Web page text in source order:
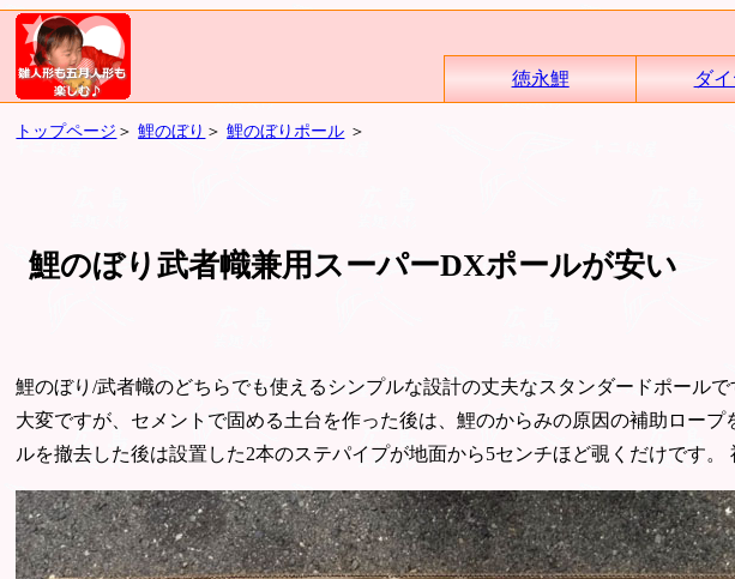
徳永鯉 ダ
トップページ ＞鯉のぼり ＞鯉のぼりポール ＞
鯉のぼり武者幟兼用スーパーDXポールが安い
鯉のぼり/武者幟のどちらでも使えるシンプルな設計の丈夫なスタンダードポール
大変ですが、セメントで固める土台を作った後は、鯉のからみの原因の補助ロー
ルを撤去した後は設置した2本のステパイプが地面から5センチほど覗くだけです